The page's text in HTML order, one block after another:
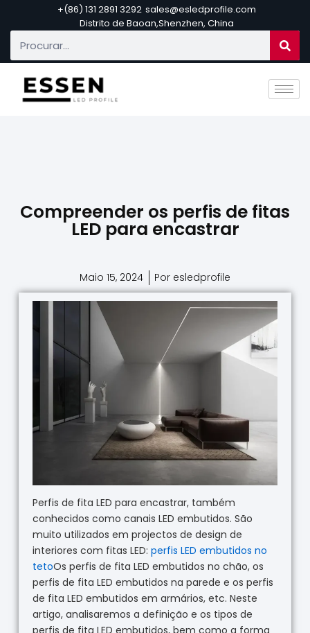
+(86) 131 2891 3292 sales@esledprofile.com
Distrito de Baoan,Shenzhen, China
Compreender os perfis de fitas
LED para encastrar
Maio 15, 2024 Por esledprofile
Perfis de fita LED para encastrar, também
conhecidos como canais LED embutidos. São
muito utilizados em projectos de design de
interiores com fitas LED: perfis LED embutidos no
tetoOs perfis de fita LED embutidos no chão, os
perfis de fita LED embutidos na parede e os perfis
de fita LED embutidos em armários, etc. Neste
artigo, analisaremos a definição e os tipos de
perfis de fita LED embutidos, bem como a forma